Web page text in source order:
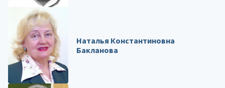
Наталья Константиновна
Бакланова